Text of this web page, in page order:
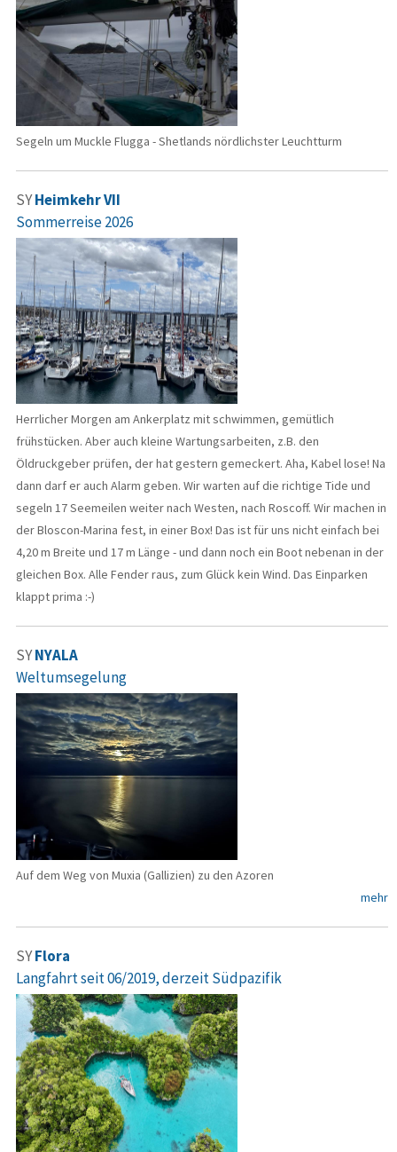
Segeln um Muckle Flugga - Shetlands nördlichster Leuchtturm
SYHeimkehr VII
Sommerreise 2026
Herrlicher Morgen am Ankerplatz mit schwimmen, gemütlich
frühstücken. Aber auch kleine Wartungsarbeiten, z.B. den
Öldruckgeber prüfen, der hat gestern gemeckert. Aha, Kabel lose! Na
dann darf er auch Alarm geben. Wir warten auf die richtige Tide und
segeln 17 Seemeilen weiter nach Westen, nach Roscoff. Wir machen in
der Bloscon-Marina fest, in einer Box! Das ist für uns nicht einfach bei
4,20 m Breite und 17 m Länge - und dann noch ein Boot nebenan in der
gleichen Box. Alle Fender raus, zum Glück kein Wind. Das Einparken
klappt prima :-)
SYNYALA
Weltumsegelung
Auf dem Weg von Muxia (Gallizien) zu den Azoren
mehr
SYFlora
Langfahrt seit 06/2019, derzeit Südpazifik